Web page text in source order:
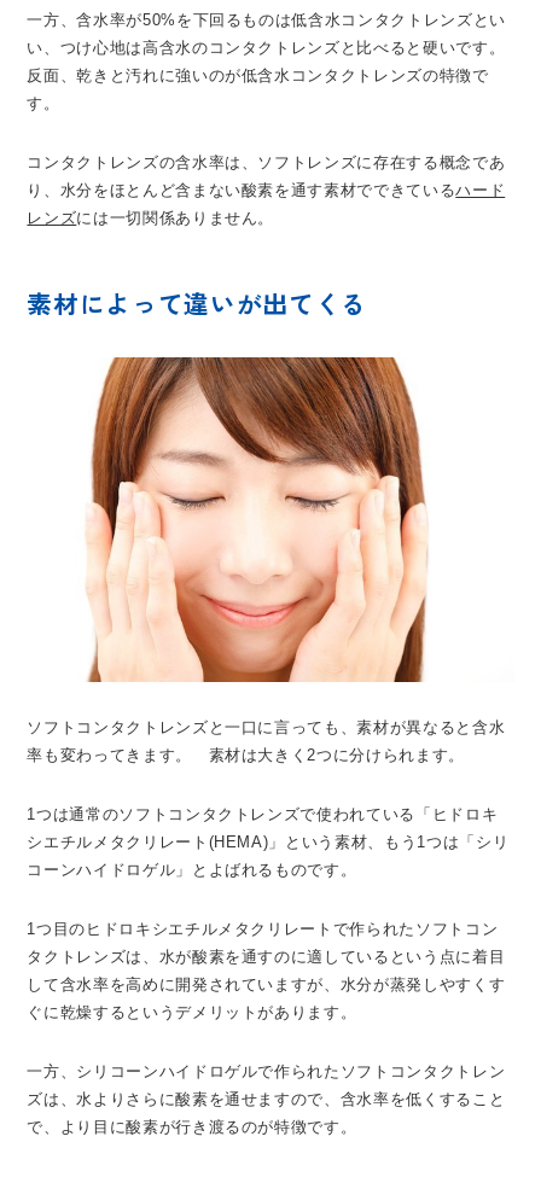
一方、含水率が50%を下回るものは低含水コンタクトレンズとい
い、つけ心地は高含水のコンタクトレンズと比べると硬いです。
反面、乾きと汚れに強いのが低含水コンタクトレンズの特徴で
す。
コンタクトレンズの含水率は、ソフトレンズに存在する概念であ
り、水分をほとんど含まない酸素を通す素材でできているハード
レンズには一切関係ありません。
素材によって違いが出てくる
ソフトコンタクトレンズと一口に言っても、素材が異なると含水
率も変わってきます。 素材は大きく2つに分けられます。
1つは通常のソフトコンタクトレンズで使われている「ヒドロキ
シエチルメタクリレート(HEMA)」という素材、もう1つは「シリ
コーンハイドロゲル」とよばれるものです。
1つ目のヒドロキシエチルメタクリレートで作られたソフトコン
タクトレンズは、水が酸素を通すのに適しているという点に着目
して含水率を高めに開発されていますが、水分が蒸発しやすくす
ぐに乾燥するというデメリットがあります。
一方、シリコーンハイドロゲルで作られたソフトコンタクトレン
ズは、水よりさらに酸素を通せますので、含水率を低くすること
で、より目に酸素が行き渡るのが特徴です。